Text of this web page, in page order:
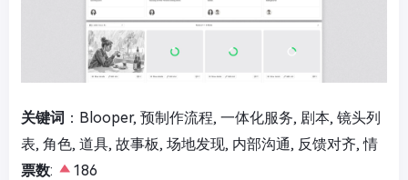
关键词 ：Blooper, 预制作流程, 一体化服务, 剧本, 镜头列
表, 角色, 道具, 故事板, 场地发现, 内部沟通, 反馈对齐, 情
票数:
186